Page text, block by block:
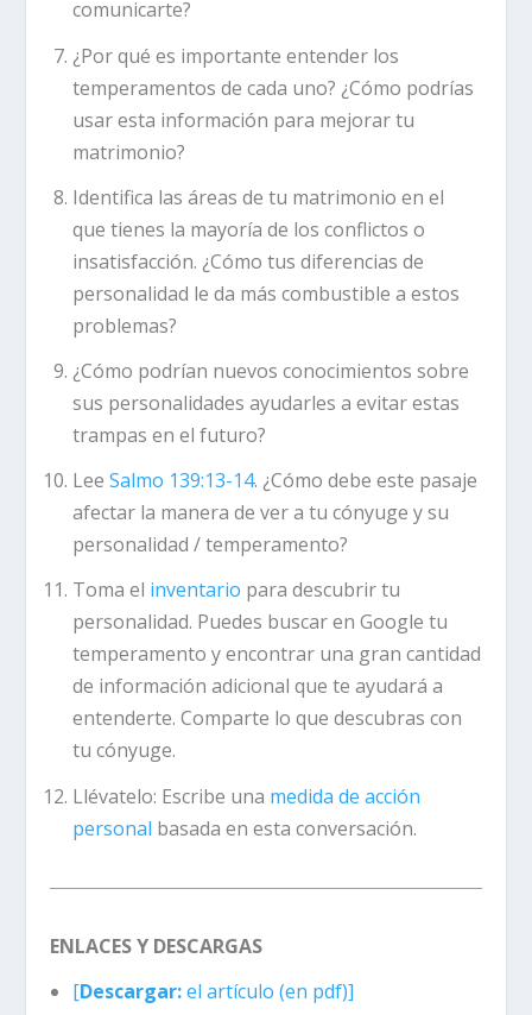
comunicarte?
¿Por qué es importante entender los
temperamentos de cada uno? ¿Cómo podrías
usar esta información para mejorar tu
matrimonio?
Identifica las áreas de tu matrimonio en el
que tienes la mayoría de los conflictos o
insatisfacción. ¿Cómo tus diferencias de
personalidad le da más combustible a estos
problemas?
¿Cómo podrían nuevos conocimientos sobre
sus personalidades ayudarles a evitar estas
trampas en el futuro?
Lee Salmo 139:13-14. ¿Cómo debe este pasaje
afectar la manera de ver a tu cónyuge y su
personalidad / temperamento?
Toma el inventario para descubrir tu
personalidad. Puedes buscar en Google tu
temperamento y encontrar una gran cantidad
de información adicional que te ayudará a
entenderte. Comparte lo que descubras con
tu cónyuge.
Llévatelo: Escribe una medida de acción
personal basada en esta conversación.
ENLACES Y DESCARGAS
[Descargar:el artículo (en pdf)]